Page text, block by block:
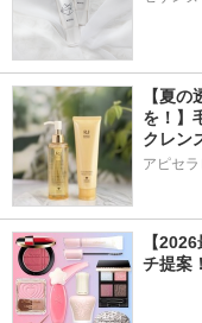
【夏
を！】
クレン
アピセ
【
チ提案！